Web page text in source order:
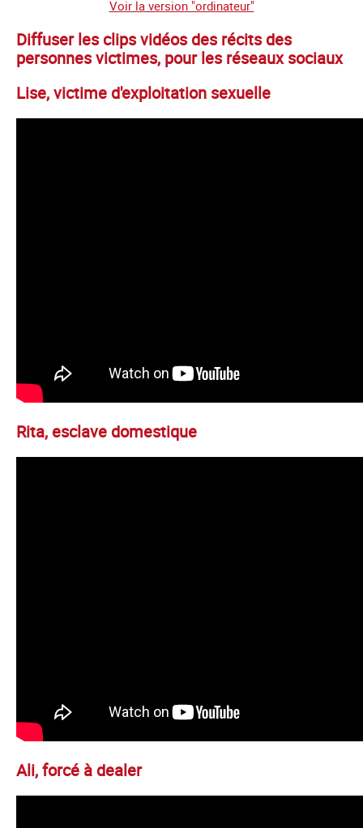
Voir la version "ordinateur"
Diffuser les clips vidéos des récits des
personnes victimes, pour les réseaux sociaux
Lise, victime d'exploitation sexuelle
Rita, esclave domestique
Ali, forcé à dealer